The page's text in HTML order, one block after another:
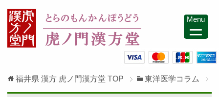
福井県 漢方 虎ノ門漢方堂 TOP 東洋医学コラム
Menu